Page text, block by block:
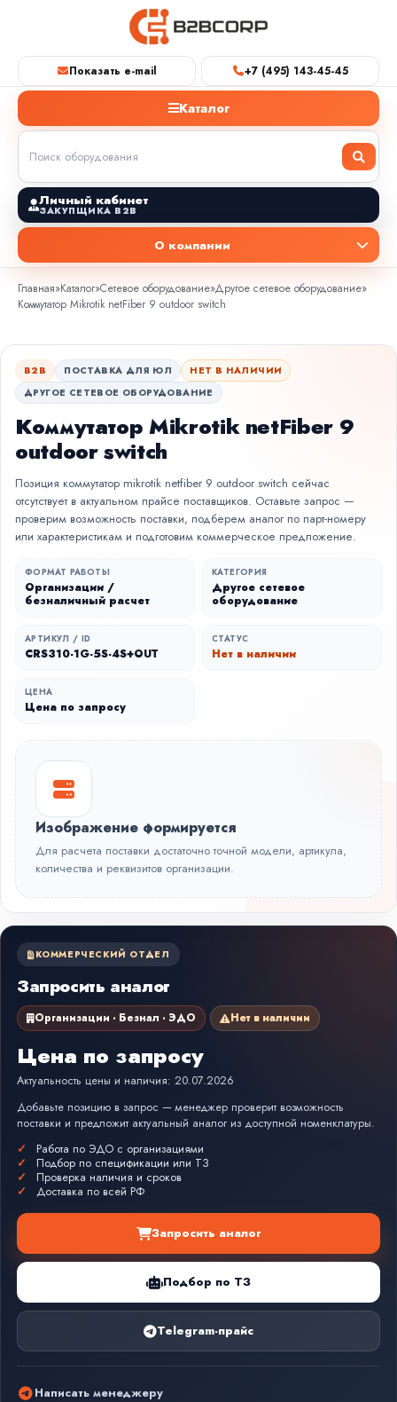
Показать e-mail +7 (495) 143-45-45
Каталог
Личный кабинет
ЗАКУПЩИКА B2B
О компании
Главная»Каталог»Сетевое оборудование»Другое сетевое оборудование»
Коммутатор Mikrotik netFiber 9 outdoor switch
B2B ПОСТАВКА ДЛЯ ЮЛ
НЕТ В НАЛИЧИИ
ДРУГОЕ СЕТЕВОЕ ОБОРУДОВАНИЕ
Коммутатор Mikrotik netFiber 9
outdoor switch
Позиция коммутатор mikrotik netfiber 9 outdoor switch сейчас
отсутствует в актуальном прайсе поставщиков. Оставьте запрос —
проверим возможность поставки, подберем аналог по парт-номеру
или характеристикам и подготовим коммерческое предложение.
ФОРМАТ РАБОТЫ
Организации /
безналичный расчет
КАТЕГОРИЯ
Другое сетевое
оборудование
АРТИКУЛ / ID
CRS310-1G-5S-4S+OUT
СТАТУС
Нет в наличии
ЦЕНА
Цена по запросу
Изображение формируется
Для расчета поставки достаточно точной модели, артикула,
количества и реквизитов организации.
КОММЕРЧЕСКИЙ ОТДЕЛ
Запросить аналог
Организации · Безнал · ЭДО Нет в наличии
Цена по запросу
Актуальность цены и наличия: 20.07.2026
Добавьте позицию в запрос — менеджер проверит возможность
поставки и предложит актуальный аналог из доступной номенклатуры.
Работа по ЭДО с организациями
Подбор по спецификации или ТЗ
Проверка наличия и сроков
Доставка по всей РФ
Запросить аналог
Подбор по ТЗ
Telegram-прайс
Написать менеджеру